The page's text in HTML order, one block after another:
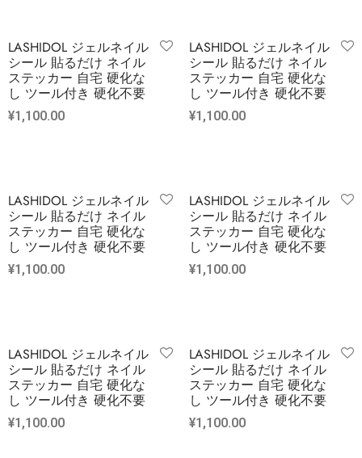
LASHIDOL ジェルネイル
シール 貼るだけ ネイル
ステッカー 自宅 硬化な
し ツール付き 硬化不要
¥1,100.00
LASHIDOL ジェルネイル
シール 貼るだけ ネイル
ステッカー 自宅 硬化な
し ツール付き 硬化不要
¥1,100.00
LASHIDOL ジェルネイル
シール 貼るだけ ネイル
ステッカー 自宅 硬化な
し ツール付き 硬化不要
¥1,100.00
LASHIDOL ジェルネイル
シール 貼るだけ ネイル
ステッカー 自宅 硬化な
し ツール付き 硬化不要
¥1,100.00
LASHIDOL ジェルネイル
シール 貼るだけ ネイル
ステッカー 自宅 硬化な
し ツール付き 硬化不要
¥1,100.00
LASHIDOL ジェルネイル
シール 貼るだけ ネイル
ステッカー 自宅 硬化な
し ツール付き 硬化不要
¥1,100.00